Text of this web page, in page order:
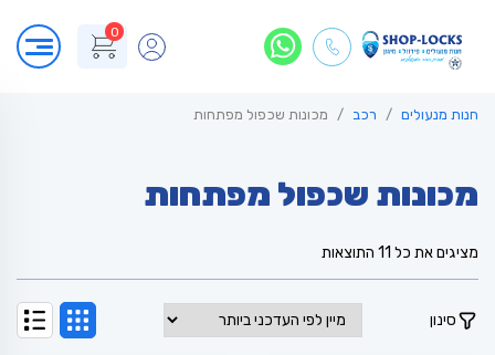
0
חנות מנעולים רכב מכונות שכפול מפתחות
מכונות שכפול מפתחות
מציגים את כל ⁦11⁩ התוצאות
העדכני
ביותר
סינון